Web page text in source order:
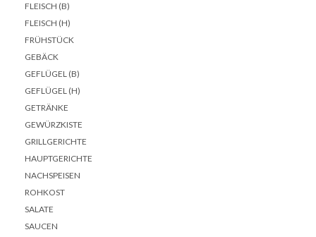
FLEISCH (B)
FLEISCH (H)
FRÜHSTÜCK
GEBÄCK
GEFLÜGEL (B)
GEFLÜGEL (H)
GETRÄNKE
GEWÜRZKISTE
GRILLGERICHTE
HAUPTGERICHTE
NACHSPEISEN
ROHKOST
SALATE
SAUCEN